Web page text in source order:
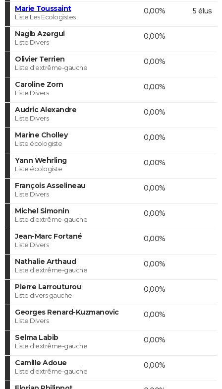
Marie Toussaint
Liste Les Ecologistes
0,00% 5 élus
Nagib Azergui
Liste Divers
0,00%
Olivier Terrien
Liste d'extrême-gauche
0,00%
Caroline Zorn
Liste Divers
0,00%
Audric Alexandre
Liste Divers
0,00%
Marine Cholley
Liste écologiste
0,00%
Yann Wehrling
Liste écologiste
0,00%
François Asselineau
Liste Divers
0,00%
Michel Simonin
Liste d'extrême-gauche
0,00%
Jean-Marc Fortané
Liste Divers
0,00%
Nathalie Arthaud
Liste d'extrême-gauche
0,00%
Pierre Larrouturou
Liste divers gauche
0,00%
Georges Renard-Kuzmanovic
Liste Divers
0,00%
Selma Labib
Liste d'extrême-gauche
0,00%
Camille Adoue
Liste d'extrême-gauche
0,00%